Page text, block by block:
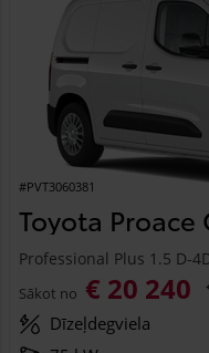
#PVT3060381
Toyota Proace
Professional Plus 1.5 D-
Sākot no € 20 240
Dīzeļdegviela